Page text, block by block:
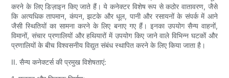
करने के लिए डिज़ाइन किए जाते हैं। ये कनेक्टर विशेष रूप से कठोर वातावरण, जैसे
कि अत्यधिक तापमान, कंपन, झटके और धूल, पानी और रसायनों के संपर्क में आने
जैसी स्थितियों का सामना करने के लिए बनाए गए हैं। इनका उपयोग सैन्य वाहनों,
विमानों, संचार प्रणालियों और हथियारों में उपयोग किए जाने वाले विभिन्न घटकों और
प्रणालियों के बीच विश्वसनीय विद्युत संबंध स्थापित करने के लिए किया जाता है।
II. सैन्य कनेक्टर्स की प्रमुख विशेषताएं: